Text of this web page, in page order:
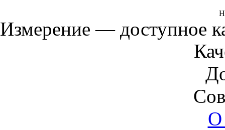
Измерение — доступное
О